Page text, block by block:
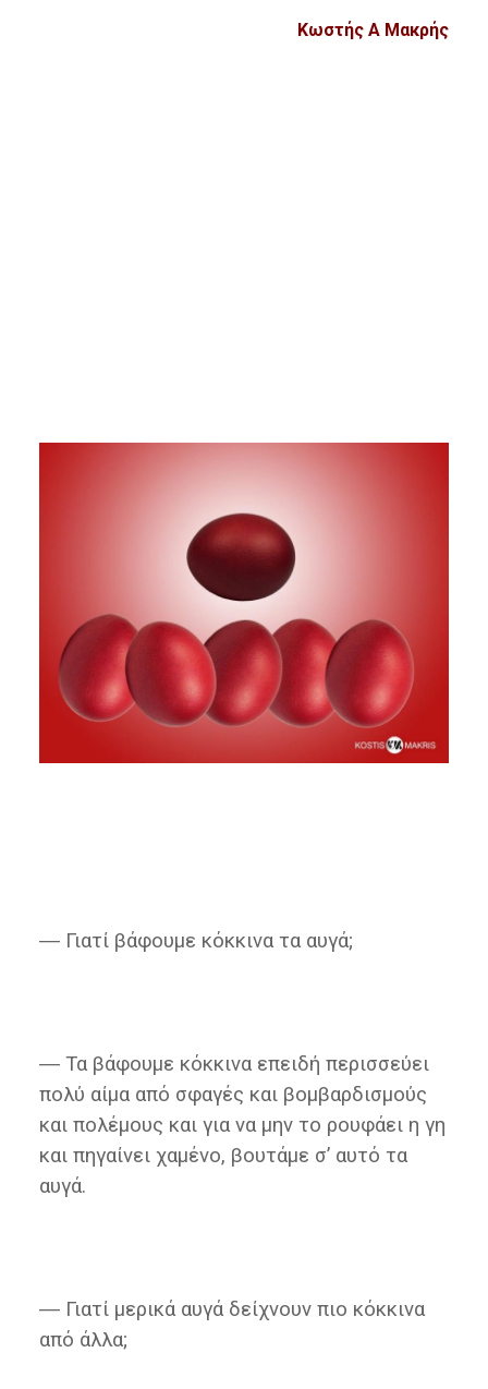
Κωστής Α Μακρής
― Γιατί βάφουμε κόκκινα τα αυγά;
― Τα βάφουμε κόκκινα επειδή περισσεύει
πολύ αίμα από σφαγές και βομβαρδισμούς
και πολέμους και για να μην το ρουφάει η γη
και πηγαίνει χαμένο, βουτάμε σ’ αυτό τα
αυγά.
― Γιατί μερικά αυγά δείχνουν πιο κόκκινα
από άλλα;